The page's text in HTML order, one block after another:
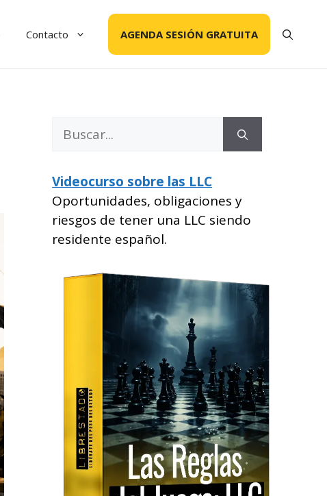
Contacto AGENDA SESIÓN GRATUITA
Buscar:
Videocurso sobre las LLC
Oportunidades, obligaciones y
riesgos de tener una LLC siendo
residente español.